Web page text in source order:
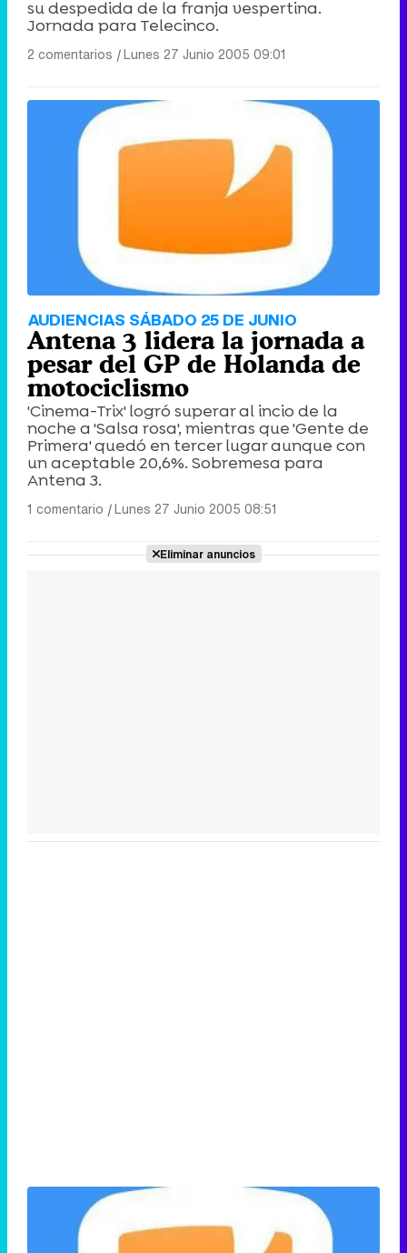
su despedida de la franja vespertina.
Jornada para Telecinco.
2 comentarios |Lunes 27 Junio 2005 09:01
AUDIENCIAS SÁBADO 25 DE JUNIO
Antena 3 lidera la jornada a
pesar del GP de Holanda de
motociclismo
'Cinema-Trix' logró superar al incio de la
noche a 'Salsa rosa', mientras que 'Gente de
Primera' quedó en tercer lugar aunque con
un aceptable 20,6%. Sobremesa para
Antena 3.
1 comentario |Lunes 27 Junio 2005 08:51
Eliminar anuncios